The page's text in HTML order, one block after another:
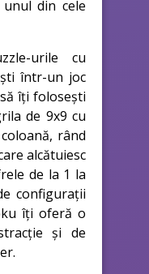
unul din cele
urile cu
într-un joc
îți folosești
de 9x9 cu
rând
alcătuiesc
de la 1 la
configurații
îți oferă o
și de